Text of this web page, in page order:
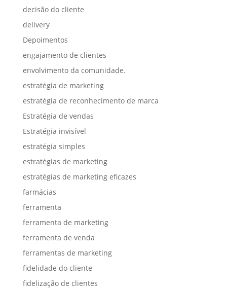
decisão do cliente
delivery
Depoimentos
engajamento de clientes
envolvimento da comunidade.
estratégia de marketing
estratégia de reconhecimento de marca
Estratégia de vendas
Estratégia invisível
estratégia simples
estratégias de marketing
estratégias de marketing eficazes
farmácias
ferramenta
ferramenta de marketing
ferramenta de venda
ferramentas de marketing
fidelidade do cliente
fidelização de clientes